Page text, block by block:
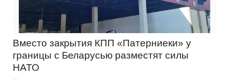
Вместо закрытия КПП «Патерниеки» у
границы с Беларусью разместят силы
НАТО